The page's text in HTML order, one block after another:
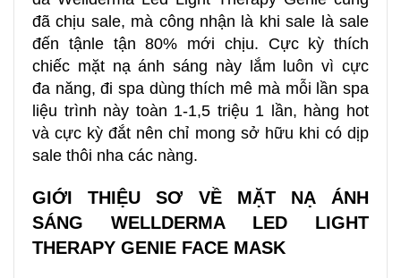
đã chịu sale, mà công nhận là khi sale là sale
đến tậnle tận 80% mới chịu. Cực kỳ thích
chiếc mặt nạ ánh sáng này lắm luôn vì cực
đa năng, đi spa dùng thích mê mà mỗi lần spa
liệu trình này toàn 1-1,5 triệu 1 lần, hàng hot
và cực kỳ đắt nên chỉ mong sở hữu khi có dịp
sale thôi nha các nàng.
GIỚI THIỆU SƠ VỀ MẶT NẠ ÁNH
SÁNG WELLDERMA LED LIGHT
THERAPY GENIE FACE MASK